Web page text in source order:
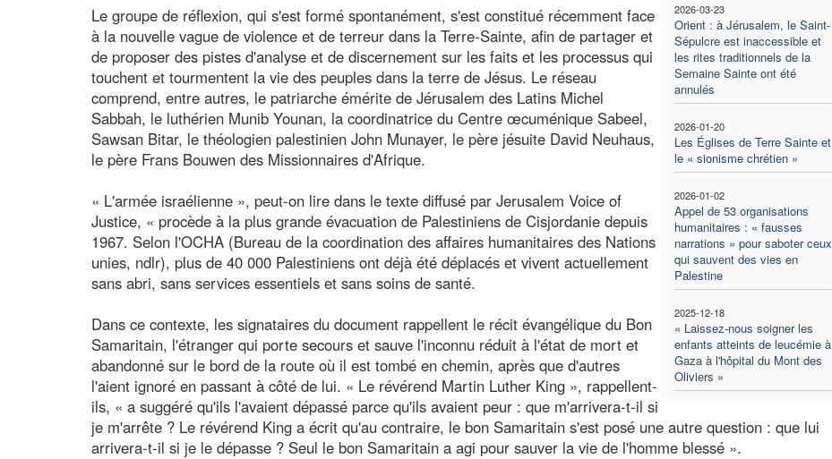
2026-03-23
Orient : à Jérusalem, le Saint-
Sépulcre est inaccessible et
les rites traditionnels de la
Semaine Sainte ont été
annulés
2026-01-20
Les Églises de Terre Sainte et
le « sionisme chrétien »
2026-01-02
Appel de 53 organisations
humanitaires : « fausses
narrations » pour saboter ceux
qui sauvent des vies en
Palestine
2025-12-18
« Laissez-nous soigner les
enfants atteints de leucémie à
Gaza à l'hôpital du Mont des
Oliviers »
Le groupe de réflexion, qui s'est formé spontanément, s'est constitué récemment face
à la nouvelle vague de violence et de terreur dans la Terre-Sainte, afin de partager et
de proposer des pistes d'analyse et de discernement sur les faits et les processus qui
touchent et tourmentent la vie des peuples dans la terre de Jésus. Le réseau
comprend, entre autres, le patriarche émérite de Jérusalem des Latins Michel
Sabbah, le luthérien Munib Younan, la coordinatrice du Centre œcuménique Sabeel,
Sawsan Bitar, le théologien palestinien John Munayer, le père jésuite David Neuhaus,
le père Frans Bouwen des Missionnaires d'Afrique.
« L'armée israélienne », peut-on lire dans le texte diffusé par Jerusalem Voice of
Justice, « procède à la plus grande évacuation de Palestiniens de Cisjordanie depuis
1967. Selon l'OCHA (Bureau de la coordination des affaires humanitaires des Nations
unies, ndlr), plus de 40 000 Palestiniens ont déjà été déplacés et vivent actuellement
sans abri, sans services essentiels et sans soins de santé.
Dans ce contexte, les signataires du document rappellent le récit évangélique du Bon
Samaritain, l'étranger qui porte secours et sauve l'inconnu réduit à l'état de mort et
abandonné sur le bord de la route où il est tombé en chemin, après que d'autres
l'aient ignoré en passant à côté de lui. « Le révérend Martin Luther King », rappellent-
ils, « a suggéré qu'ils l'avaient dépassé parce qu'ils avaient peur : que m'arrivera-t-il si
je m'arrête ? Le révérend King a écrit qu'au contraire, le bon Samaritain s'est posé une autre question : que lui
arrivera-t-il si je le dépasse ? Seul le bon Samaritain a agi pour sauver la vie de l'homme blessé ».